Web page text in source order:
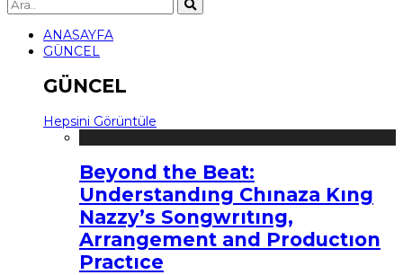
ANASAYFA
GÜNCEL
GÜNCEL
Hepsini Görüntüle
Beyond the Beat:
Understandıng Chınaza Kıng
Nazzy’s Songwrıtıng,
Arrangement and Productıon
Practıce